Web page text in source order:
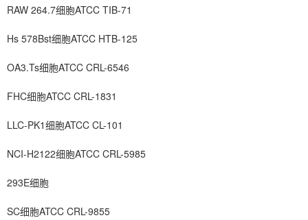
RAW 264.7细胞ATCC TIB-71
Hs 578Bst细胞ATCC HTB-125
OA3.Ts细胞ATCC CRL-6546
FHC细胞ATCC CRL-1831
LLC-PK1细胞ATCC CL-101
NCI-H2122细胞ATCC CRL-5985
293E细胞
SC细胞ATCC CRL-9855